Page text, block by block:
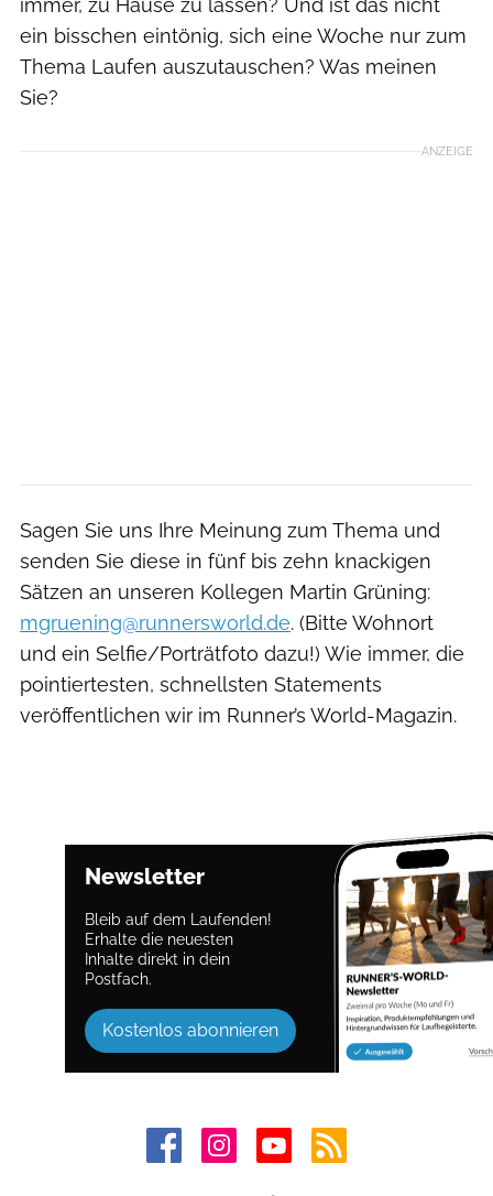
immer, zu Hause zu lassen? Und ist das nicht
ein bisschen eintönig, sich eine Woche nur zum
Thema Laufen auszutauschen? Was meinen
Sie?
ANZEIGE
Sagen Sie uns Ihre Meinung zum Thema und
senden Sie diese in fünf bis zehn knackigen
Sätzen an unseren Kollegen Martin Grüning:
mgruening@runnersworld.de. (Bitte Wohnort
und ein Selfie/Porträtfoto dazu!) Wie immer, die
pointiertesten, schnellsten Statements
veröffentlichen wir im Runner’s World-Magazin.
Newsletter
Bleib auf dem Laufenden!
Erhalte die neuesten
Inhalte direkt in dein
Postfach.
Kostenlos abonnieren